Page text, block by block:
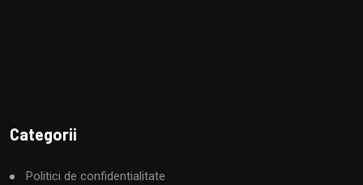
Categorii
Politici de confidentialitate